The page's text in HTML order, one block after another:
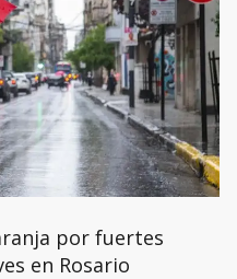
por fuertes
en Rosario